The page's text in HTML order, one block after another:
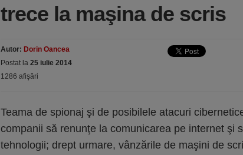
trece la maşina de scris
Autor: Dorin Oancea
Postat la 25 iulie 2014
1286 afişări
Teama de spionaj şi de posibilele atacuri
companii să renunţe la comunicarea pe internet şi
tehnologii; drept urmare, vânzările de maşini de